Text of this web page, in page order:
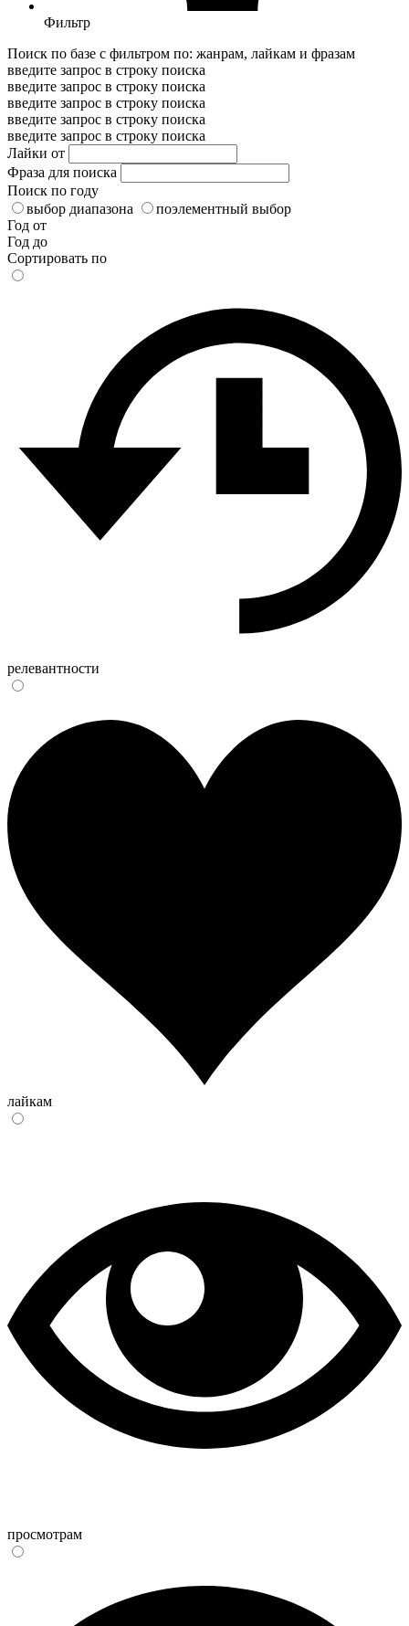
Фильтр
Поиск по базе с фильтром по: жанрам, лайкам и фразам
введите запрос в строку поиска
введите запрос в строку поиска
введите запрос в строку поиска
введите запрос в строку поиска
введите запрос в строку поиска
Лайки от
Фраза для поиска
Поиск по году
выбор диапазона
поэлементный выбор
Год от
Год до
Сортировать по
релевантности
лайкам
просмотрам